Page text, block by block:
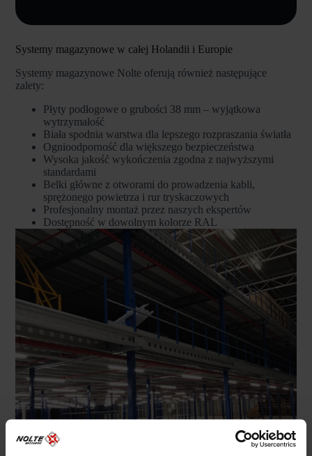
Systemy magazynowe w całej Holandii i Europie
Systemy magazynowe Nolte oferują również następujące
zalety:
Płyty podłogowe o grubości 38 mm – wyjątkowa
wytrzymałość
Biała spodnia warstwa dla lepszego rozpraszania światła
Ognioodporność dla większego bezpieczeństwa
Wysoka jakość wykończenia zgodna z najwyższymi
standardami
Belki główne z otworami do prowadzenia kabli,
sprężonego powietrza i rur tryskaczowych
Profesjonalny montaż przez naszych ekspertów
Dostępność w dowolnym kolorze RAL